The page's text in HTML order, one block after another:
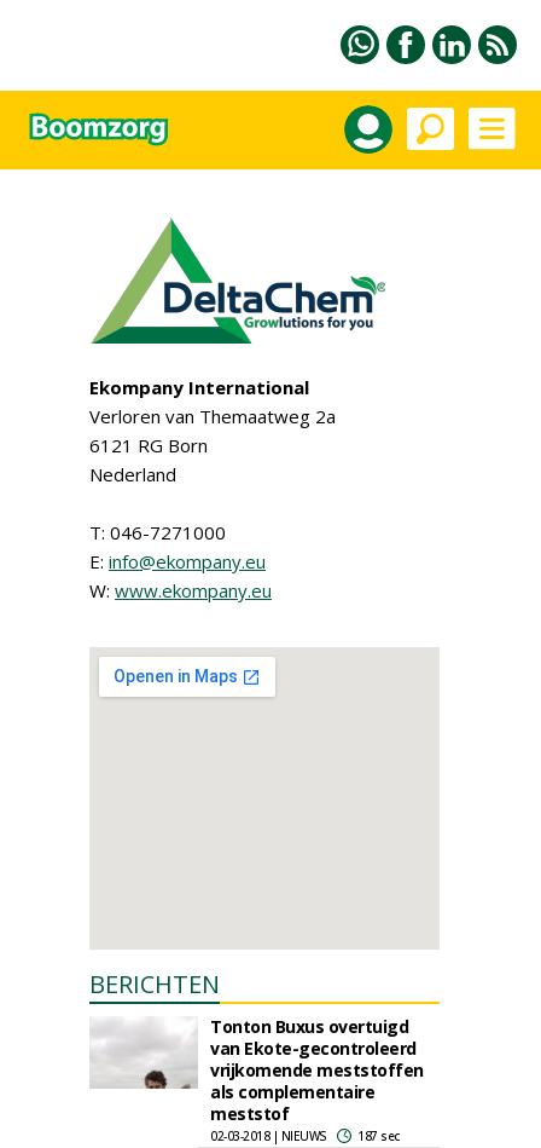
Ekompany International
Verloren van Themaatweg 2a
6121 RG Born
Nederland
T: 046-7271000
E: info@ekompany.eu
W: www.ekompany.eu
BERICHTEN
Tonton Buxus overtuigd
van Ekote-gecontroleerd
vrijkomende meststoffen
als complementaire
meststof
02-03-2018 | NIEUWS 187 sec